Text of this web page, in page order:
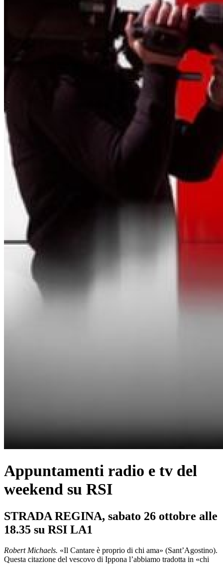
Appuntamenti radio e tv del
weekend su RSI
STRADA REGINA, sabato 26 ottobre alle
18.35 su RSI LA1
Robert Michaels. «Il Cantare è proprio di chi ama» (Sant’Agostino).
Questa citazione del vescovo di Ippona l’abbiamo tradotta in «chi